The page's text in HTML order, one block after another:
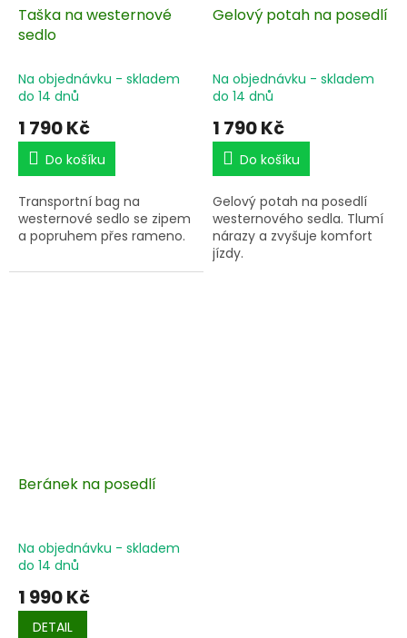
Taška na westernové
sedlo
Na objednávku - skladem
do 14 dnů
1 790 Kč
Do košíku
Transportní bag na
westernové sedlo se zipem
a popruhem přes rameno.
Gelový potah na posedlí
Na objednávku - skladem
do 14 dnů
1 790 Kč
Do košíku
Gelový potah na posedlí
westernového sedla. Tlumí
nárazy a zvyšuje komfort
jízdy.
Beránek na posedlí
Na objednávku - skladem
do 14 dnů
1 990 Kč
DETAIL